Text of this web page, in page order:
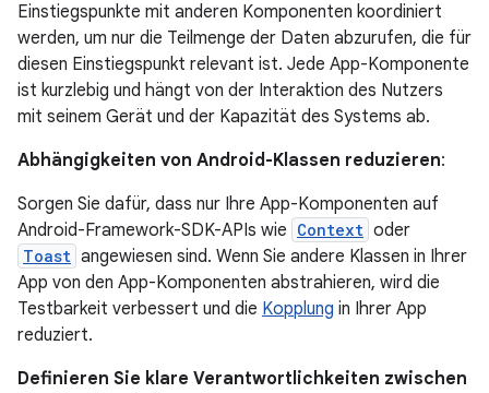
Einstiegspunkte mit anderen Komponenten koordiniert
werden, um nur die Teilmenge der Daten abzurufen, die für
diesen Einstiegspunkt relevant ist. Jede App-Komponente
ist kurzlebig und hängt von der Interaktion des Nutzers
mit seinem Gerät und der Kapazität des Systems ab.
Abhängigkeiten von Android-Klassen reduzieren:
Sorgen Sie dafür, dass nur Ihre App-Komponenten auf
Android-Framework-SDK-APIs wie Context oder
Toast angewiesen sind. Wenn Sie andere Klassen in Ihrer
App von den App-Komponenten abstrahieren, wird die
Testbarkeit verbessert und die Kopplung in Ihrer App
reduziert.
Definieren Sie klare Verantwortlichkeiten zwischen